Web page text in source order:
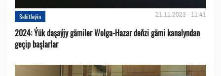
Sebitleýin 21.11.2023 - 11:41
2024: Ýük daşaýjy gämiler Wolga-Hazar deňzi gämi kanalyndan
geçip başlarlar